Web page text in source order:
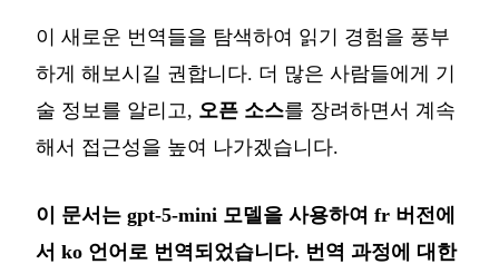
이 새로운 번역들을 탐색하여 읽기 경험을 풍부
하게 해보시길 권합니다. 더 많은 사람들에게 기
술 정보를 알리고, 오픈 소스를 장려하면서 계속
해서 접근성을 높여 나가겠습니다.
이 문서는 gpt-5-mini 모델을 사용하여 fr 버전에
서 ko 언어로 번역되었습니다. 번역 과정에 대한